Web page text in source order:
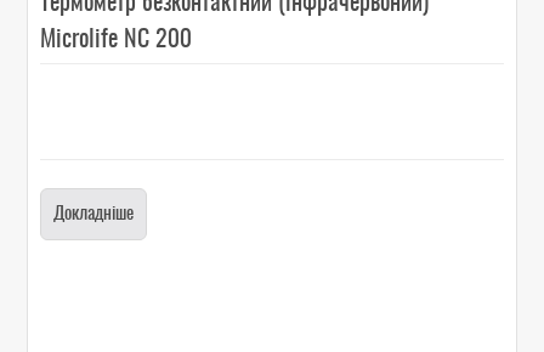
Microlife NC 200
Докладніше